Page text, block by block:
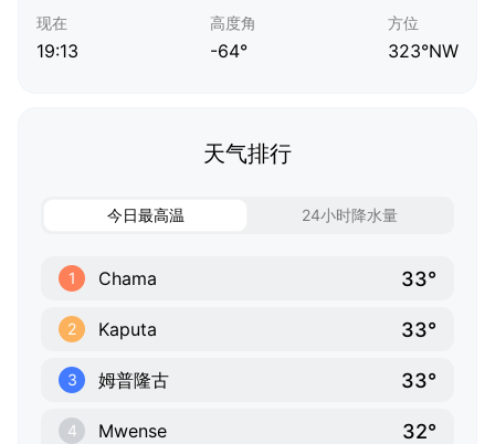
现在
19:13
高度角
-64°
方位
323°NW
天气排行
今日最高温 24小时降水量
1 Chama 33°
2 Kaputa 33°
3 姆普隆古 33°
4 Mwense 32°